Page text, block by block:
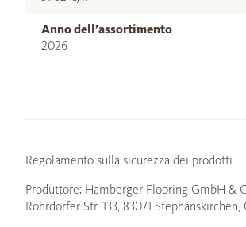
Anno dell’assortimento
2026
Regolamento sulla sicurezza dei prodotti
Produttore: Hamberger Flooring GmbH &
Rohrdorfer Str. 133, 83071